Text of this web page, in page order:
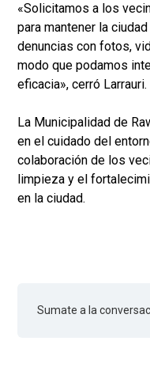
«Solicitamos a los
para mantener la
denuncias con fotos,
modo que podamos
eficacia», cerró Larrauri.
La Municipalidad de
en el cuidado del
colaboración de los
limpieza y el
en la ciudad.
Sumate a la